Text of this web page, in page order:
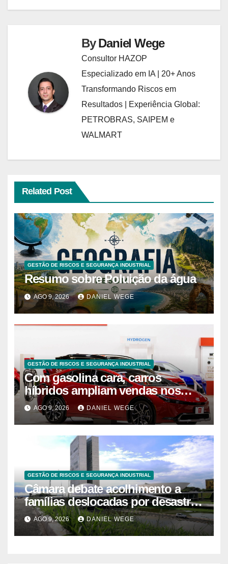
ByDaniel Wege
Consultor HAZOP
Especializado em IA | 20+ Anos
Transformando Riscos em
Resultados | Experiência Global:
PETROBRAS, SAIPEM e
WALMART
Related Post
GESTÃO DE RISCOS E SEGURANÇA INDUSTRIAL
Resumo sobre Poluição da água
AGO 9, 2026 DANIEL WEGE
GESTÃO DE RISCOS E SEGURANÇA INDUSTRIAL
Com gasolina cara, carros
híbridos ampliam vendas nos
EUA – 09/08/2026 – Economia
AGO 9, 2026 DANIEL WEGE
GESTÃO DE RISCOS E SEGURANÇA INDUSTRIAL
Câmara debate acolhimento a
famílias deslocadas por desastre
climático
AGO 9, 2026 DANIEL WEGE